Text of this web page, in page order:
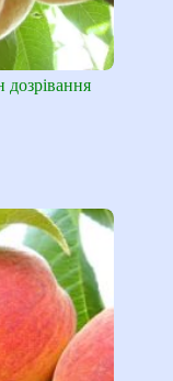
дозрівання